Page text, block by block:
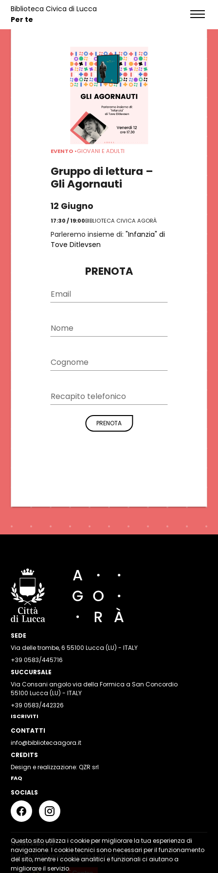
Biblioteca Civica di Lucca
Per te
EVENTI
CONTATTI
CATALOGO
ISCRIVITI
EVENTI
EVENTO •GIOVANI E ADULTI
Gruppo di lettura –
Gli Agornauti
12 Giugno
17:30 / 19:00BIBLIOTECA CIVICA AGORÀ
Parleremo insieme di: "Infanzia" di
Tove Ditlevsen
PRENOTA
Email
Nome
Cognome
Recapito telefonico
PRENOTA
Questo sito utilizza i cookie per migliorare la tua esperienza di
navigazione. I cookie tecnici sono necessari per il funzionamento
del sito, mentre i cookie analitici e funzionali ci aiutano a
migliorare il servizio.
SEDE
Via delle trombe, 6 55100 Lucca (LU) - ITALY
+39 0583/445716
SUCCURSALE
Via Consani angolo via della Formica a San Concordio
55100 Lucca (LU) - ITALY
+39 0583/442326
ISCRIVITI
CONTATTI
info@bibliotecaagora.it
CREDITS
Design e realizzazione: QZR srl
FAQ
SOCIALS
CONTRIBUTO
Il sito è stato realizzato con il contributo di